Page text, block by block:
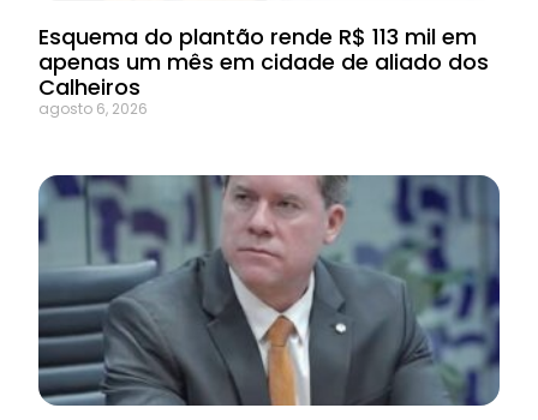
Esquema do plantão rende R$ 113 mil em
apenas um mês em cidade de aliado dos
Calheiros
agosto 6, 2026